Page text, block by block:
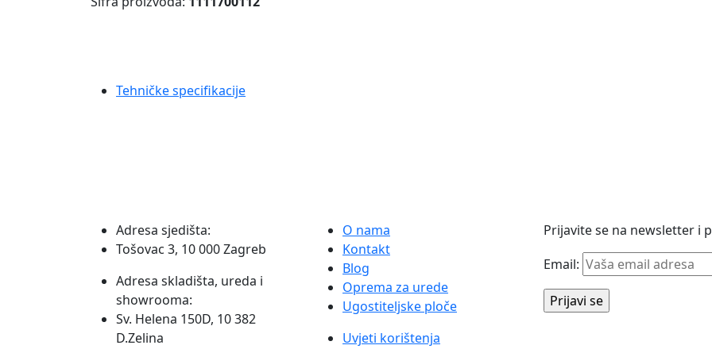
presude
količina
Tehničke specifikacije
Adresa sjedišta:
Tošovac 3, 10 000 Zagreb
Adresa skladišta, ureda i
showrooma:
Sv. Helena 150D, 10 382
D.Zelina
O nama
Kontakt
Blog
Oprema za urede
Ugostiteljske ploče
Uvjeti korištenja
Prijavite se na newsletter i
Email: